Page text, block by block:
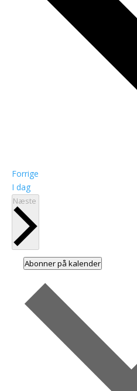
ForrigeBegivenheder
I dag
Næste
Abonner på kalender